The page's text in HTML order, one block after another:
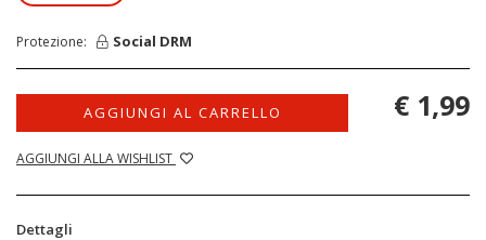
Protezione: Social DRM
AGGIUNGI AL CARRELLO
AGGIUNGI ALLA WISHLIST
€ 1,99
Dettagli